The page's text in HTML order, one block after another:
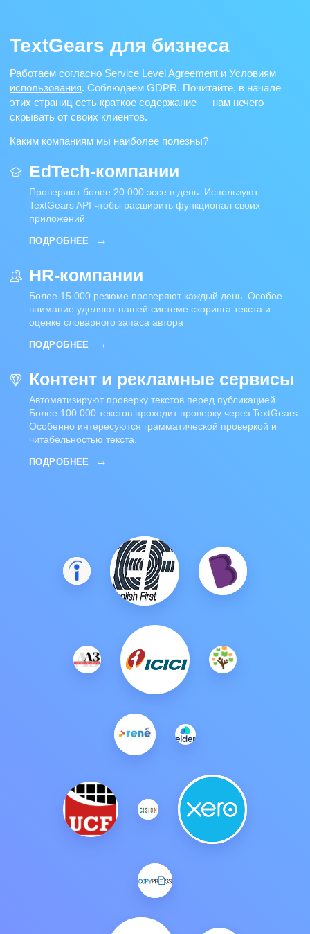
TextGears для бизнеса
Работаем согласно Service Level Agreement и Условиям
использования. Соблюдаем GDPR. Почитайте, в начале
этих страниц есть краткое содержание — нам нечего
скрывать от своих клиентов.
Каким компаниям мы наиболее полезны?
EdTech-компании
Проверяют более 20 000 эссе в день. Используют
TextGears API чтобы расширить функционал своих
приложений
ПОДРОБНЕЕ
HR-компании
Более 15 000 резюме проверяют каждый день. Особое
внимание уделяют нашей системе скоринга текста и
оценке словарного запаса автора
ПОДРОБНЕЕ
Контент и рекламные сервисы
Автоматизируют проверку текстов перед публикацией.
Более 100 000 текстов проходит проверку через TextGears.
Особенно интересуются грамматической проверкой и
читабельностью текста.
ПОДРОБНЕЕ